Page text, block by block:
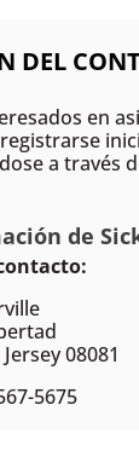
DEL
en
a través
de
08081
5675